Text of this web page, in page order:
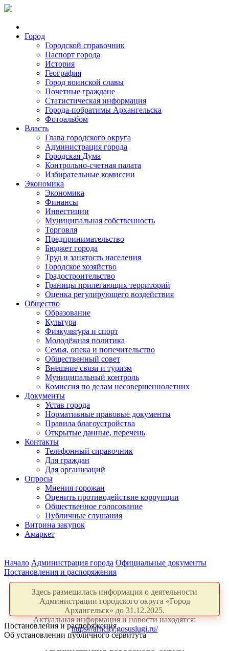
Город
Городской справочник
Паспорт города
История
География
Город воинской славы
Почетные граждане
Статистическая информация
Города-побратимы Архангельска
Фотоальбом
Власть
Глава городского округа
Администрация города
Городская Дума
Контрольно-счетная палата
Избирательные комиссии
Экономика
Экономика
Финансы
Инвестиции
Муниципальная собственность
Торговля
Предпринимательство
Бюджет города
Труд и занятость населения
Городское хозяйство
Градостроительство
Границы прилегающих территорий
Оценка регулирующего воздействия
Общество
Образование
Культура
Физкультура и спорт
Молодёжная политика
Семья, опека и попечительство
Общественный совет
Внешние связи и туризм
Муниципальный контроль
Комиссия по делам несовершеннолетних
Документы
Устав города
Нормативные правовые документы
Правила благоустройства
Открытые данные, перечень
Контакты
Телефонный справочник
Для граждан
Для организаций
Опросы
Мнения горожан
Оценить противодействие коррупции
Общественное голосование
Публичные слушания
Витрина закупок
Амаркет
Начало Администрация города Официальные документы
Постановления и распоряжения
Здесь размещалась информация о деятельности
Администрации городского округа «Город
Архангельск» до 31.12.2025.
Актуальная информация и новости находятся:
https://arhcity.gosuslugi.ru/
Постановления и распоряжения
Об установлении публичного сервитута